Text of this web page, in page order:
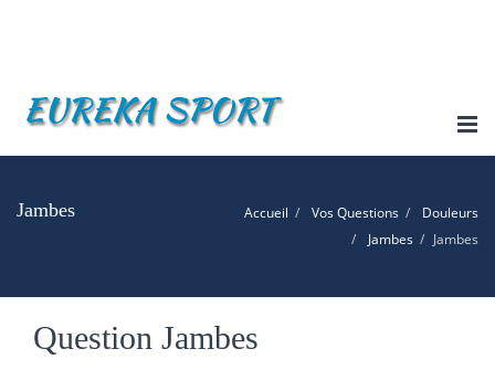
Jambes Accueil Vos Questions
Douleurs
Jambes
Jambes
Question Jambes